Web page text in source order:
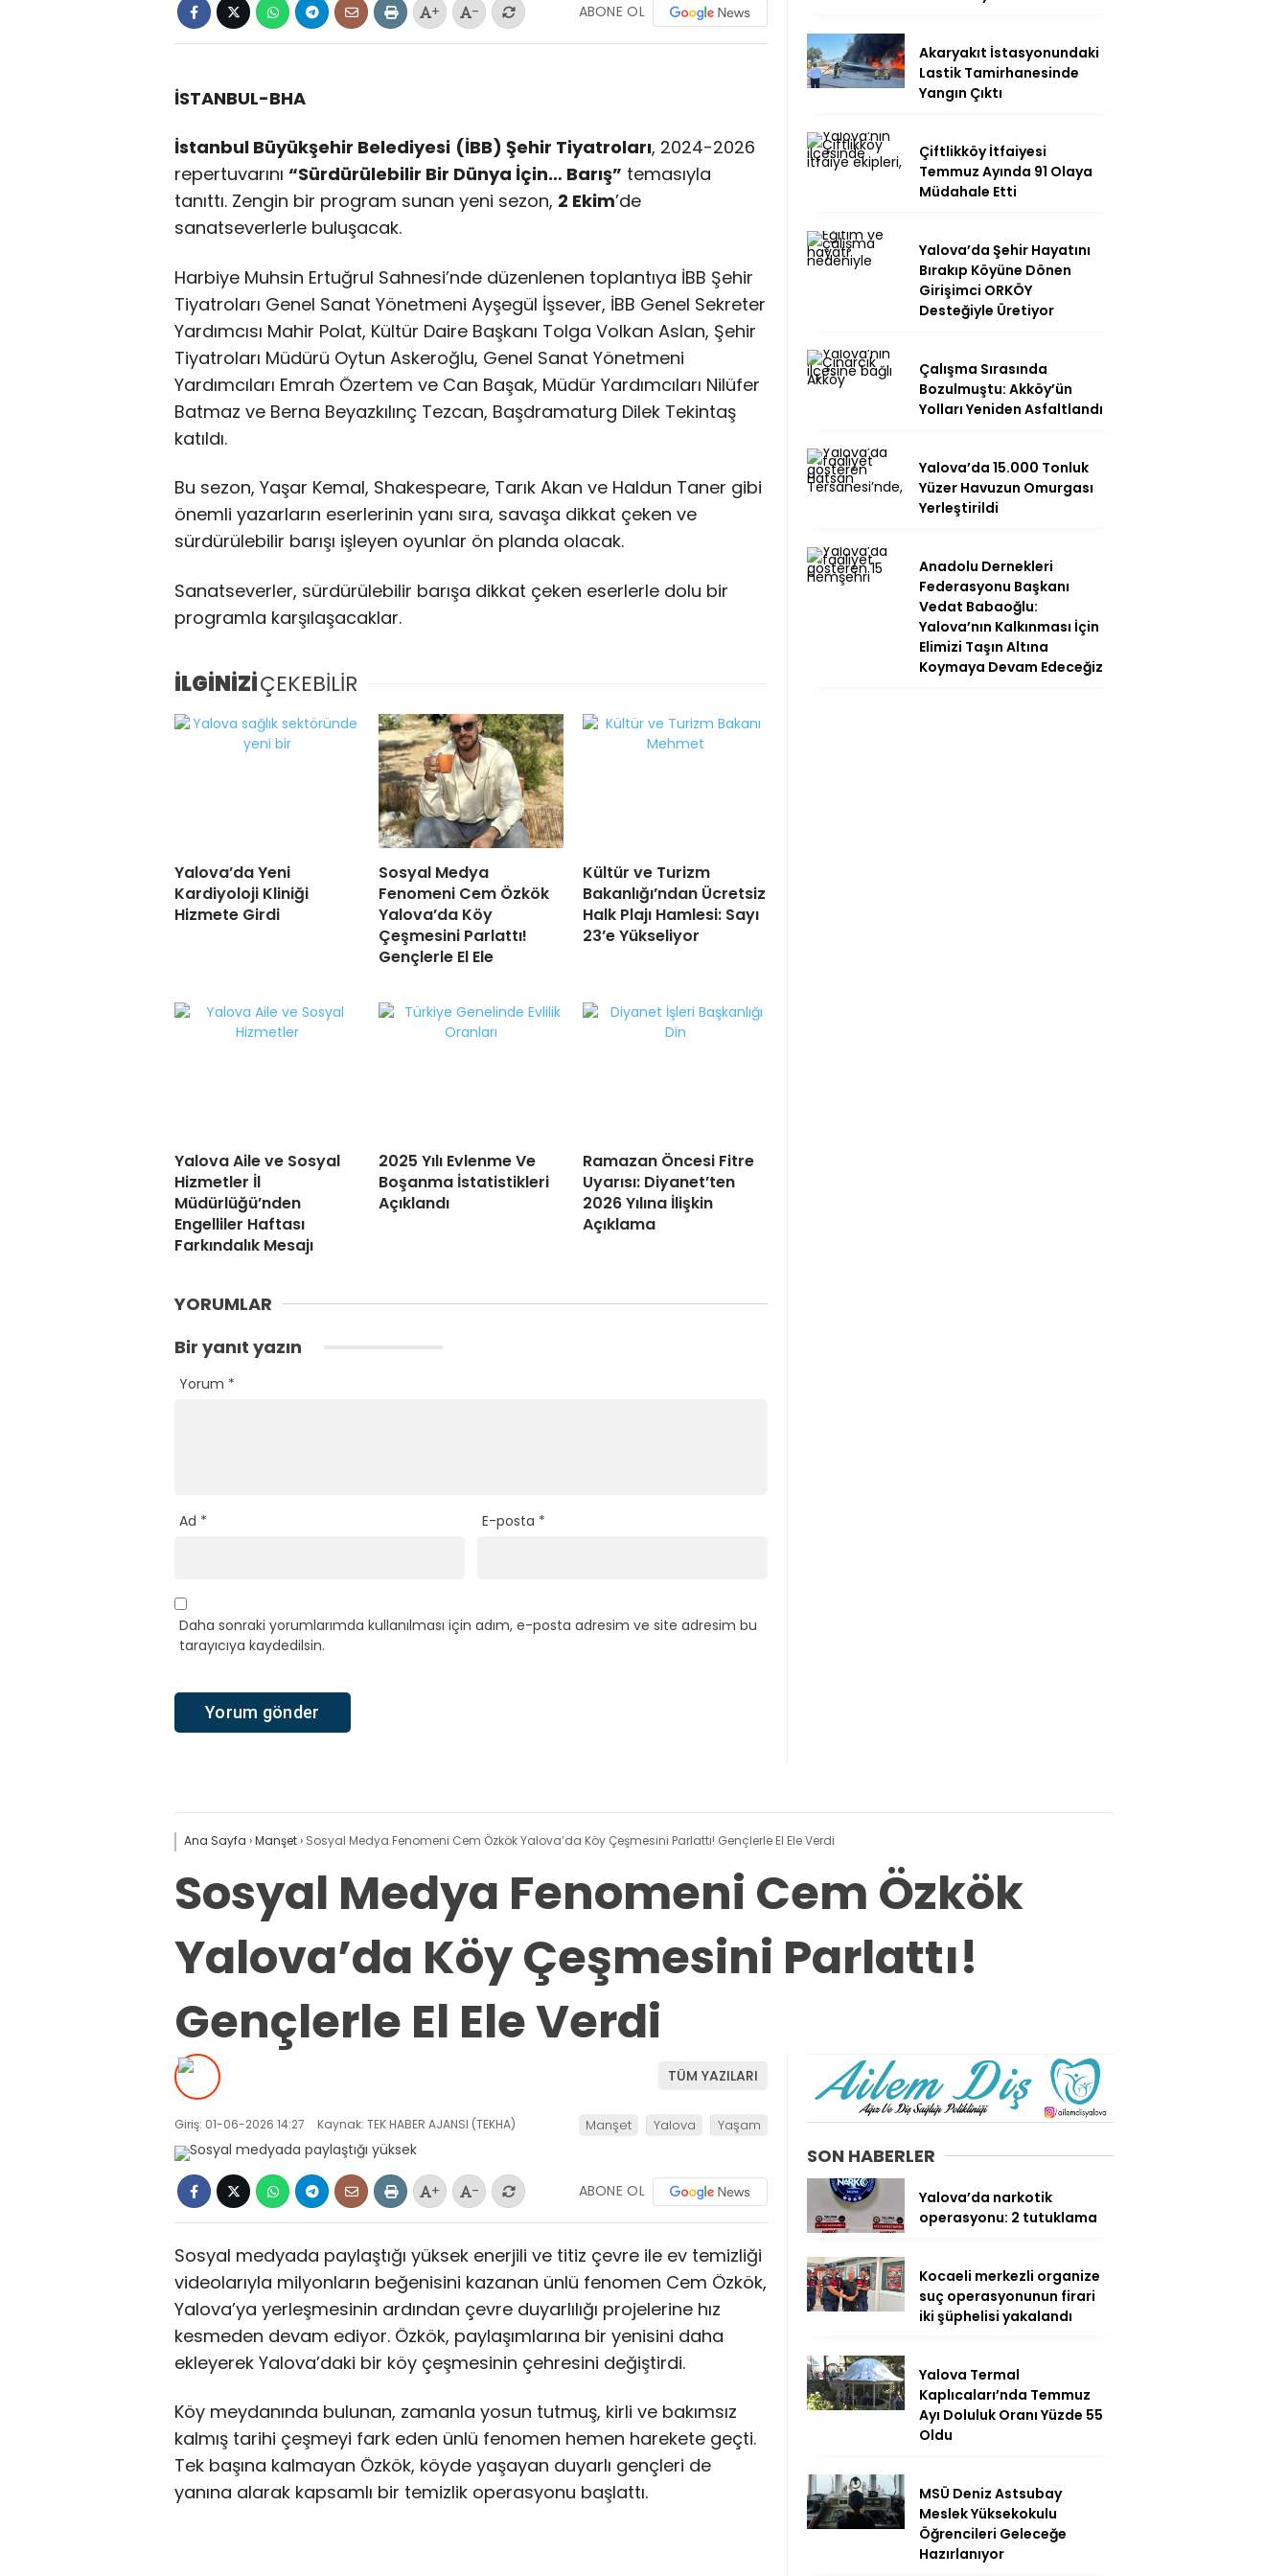
+ - ABONE OL
İSTANBUL-BHA
İstanbul Büyükşehir Belediyesi (İBB) Şehir Tiyatroları, 2024-2026
repertuvarını “Sürdürülebilir Bir Dünya İçin… Barış” temasıyla
tanıttı. Zengin bir program sunan yeni sezon, 2 Ekim’de
sanatseverlerle buluşacak.
Harbiye Muhsin Ertuğrul Sahnesi’nde düzenlenen toplantıya İBB Şehir
Tiyatroları Genel Sanat Yönetmeni Ayşegül İşsever, İBB Genel Sekreter
Yardımcısı Mahir Polat, Kültür Daire Başkanı Tolga Volkan Aslan, Şehir
Tiyatroları Müdürü Oytun Askeroğlu, Genel Sanat Yönetmeni
Yardımcıları Emrah Özertem ve Can Başak, Müdür Yardımcıları Nilüfer
Batmaz ve Berna Beyazkılınç Tezcan, Başdramaturg Dilek Tekintaş
katıldı.
Bu sezon, Yaşar Kemal, Shakespeare, Tarık Akan ve Haldun Taner gibi
önemli yazarların eserlerinin yanı sıra, savaşa dikkat çeken ve
sürdürülebilir barışı işleyen oyunlar ön planda olacak.
Sanatseverler, sürdürülebilir barışa dikkat çeken eserlerle dolu bir
programla karşılaşacaklar.
İLGİNİZİÇEKEBİLİR
Yalova’da Yeni
Kardiyoloji Kliniği
Hizmete Girdi
Sosyal Medya
Fenomeni Cem Özkök
Yalova’da Köy
Çeşmesini Parlattı!
Gençlerle El Ele
Kültür ve Turizm
Bakanlığı’ndan Ücretsiz
Halk Plajı Hamlesi: Sayı
23’e Yükseliyor
Yalova Aile ve Sosyal
Hizmetler İl
Müdürlüğü’nden
Engelliler Haftası
Farkındalık Mesajı
2025 Yılı Evlenme Ve
Boşanma İstatistikleri
Açıklandı
Ramazan Öncesi Fitre
Uyarısı: Diyanet’ten
2026 Yılına İlişkin
Açıklama
YORUMLAR
Bir yanıt yazın
Yorum *
Ad * E-posta *
Daha sonraki yorumlarımda kullanılması için adım, e-posta adresim ve site adresim bu
tarayıcıya kaydedilsin.
Akaryakıt İstasyonundaki
Lastik Tamirhanesinde
Yangın Çıktı
Çiftlikköy İtfaiyesi
Temmuz Ayında 91 Olaya
Müdahale Etti
Yalova’da Şehir Hayatını
Bırakıp Köyüne Dönen
Girişimci ORKÖY
Desteğiyle Üretiyor
Çalışma Sırasında
Bozulmuştu: Akköy’ün
Yolları Yeniden Asfaltlandı
Yalova’da 15.000 Tonluk
Yüzer Havuzun Omurgası
Yerleştirildi
Anadolu Dernekleri
Federasyonu Başkanı
Vedat Babaoğlu:
Yalova’nın Kalkınması İçin
Elimizi Taşın Altına
Koymaya Devam Edeceğiz
Ana Sayfa ›Manşet› Sosyal Medya Fenomeni Cem Özkök Yalova’da Köy Çeşmesini Parlattı! Gençlerle El Ele Verdi
Sosyal Medya Fenomeni Cem Özkök
Yalova’da Köy Çeşmesini Parlattı!
Gençlerle El Ele Verdi
TÜM YAZILARI
Giriş: 01-06-2026 14:27 Kaynak: TEK HABER AJANSI (TEKHA) Manşet Yalova Yaşam
+ - ABONE OL
Sosyal medyada paylaştığı yüksek enerjili ve titiz çevre ile ev temizliği
videolarıyla milyonların beğenisini kazanan ünlü fenomen Cem Özkök,
Yalova’ya yerleşmesinin ardından çevre duyarlılığı projelerine hız
kesmeden devam ediyor. Özkök, paylaşımlarına bir yenisini daha
ekleyerek Yalova’daki bir köy çeşmesinin çehresini değiştirdi.
Köy meydanında bulunan, zamanla yosun tutmuş, kirli ve bakımsız
kalmış tarihi çeşmeyi fark eden ünlü fenomen hemen harekete geçti.
Tek başına kalmayan Özkök, köyde yaşayan duyarlı gençleri de
yanına alarak kapsamlı bir temizlik operasyonu başlattı.
SON HABERLER
Yalova’da narkotik
operasyonu: 2 tutuklama
Kocaeli merkezli organize
suç operasyonunun firari
iki şüphelisi yakalandı
Yalova Termal
Kaplıcaları’nda Temmuz
Ayı Doluluk Oranı Yüzde 55
Oldu
MSÜ Deniz Astsubay
Meslek Yüksekokulu
Öğrencileri Geleceğe
Hazırlanıyor